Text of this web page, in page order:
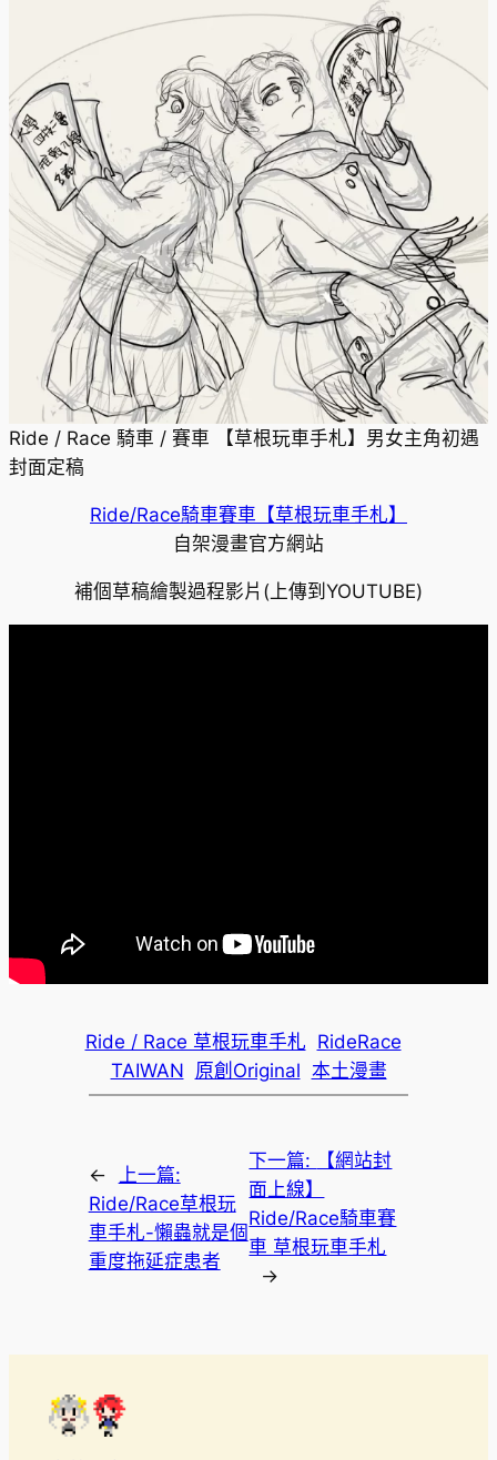
Ride / Race 騎車 / 賽車 【草根玩車手札】男女主角初遇
封面定稿
Ride/Race騎車賽車【草根玩車手札】
自架漫畫官方網站
補個草稿繪製過程影片(上傳到YOUTUBE)
Ride / Race 草根玩車手札 RideRace
TAIWAN 原創Original 本土漫畫
←
上一篇:
Ride/Race草根玩
車手札-懶蟲就是個
重度拖延症患者
下一篇:
【網站封
面上線】
Ride/Race騎車賽
車 草根玩車手札
→